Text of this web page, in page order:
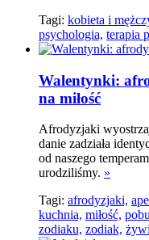
Tagi: kobieta i
psychologia, terapia
Walentynki:
na miłość
Afrodyzjaki
danie zadziała
od naszego
urodziliśmy. »
Tagi: afrodyzjaki,
kuchnia, miłość,
zodiaku, zodiak,